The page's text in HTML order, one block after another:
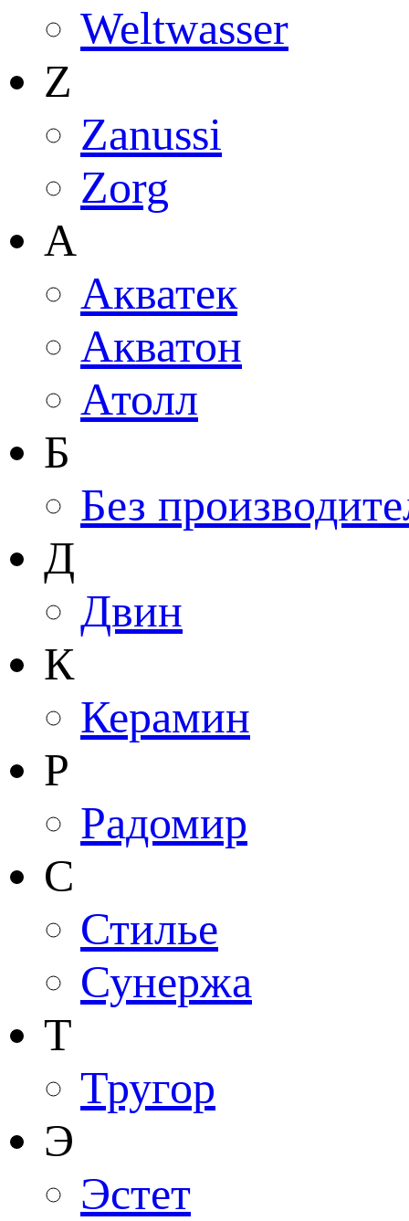
Weltwasser
Z
Zanussi
Zorg
А
Акватек
Акватон
Атолл
Б
Без
Д
Двин
К
Керамин
Р
Радомир
С
Стилье
Сунержа
Т
Тругор
Э
Эстет